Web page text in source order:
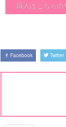
購入はこちらの
Facebook Twitter